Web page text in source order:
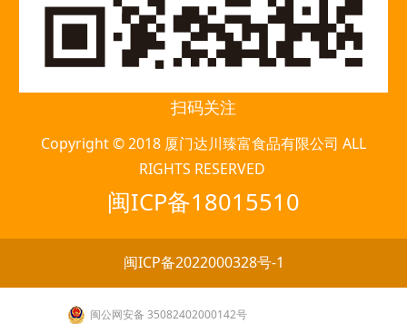
扫码关注
Copyright © 2018 厦门达川臻富食品有限公司 ALL
RIGHTS RESERVED
闽ICP备18015510
闽ICP备2022000328号-1
闽公网安备 35082402000142号